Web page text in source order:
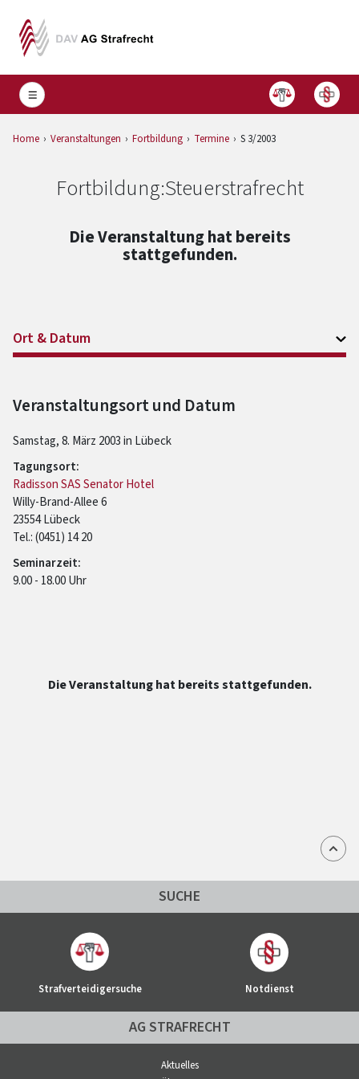
Home Veranstaltungen Fortbildung Termine S 3/2003
Fortbildung:Steuerstrafrecht
Die Veranstaltung hat bereits
stattgefunden.
Ort & Datum
Veranstaltungsort und Datum
Samstag, 8. März 2003 in Lübeck
Tagungsort:
Radisson SAS Senator Hotel
Willy-Brand-Allee 6
23554 Lübeck
Tel.: (0451) 14 20
Seminarzeit:
9.00 - 18.00 Uhr
Die Veranstaltung hat bereits stattgefunden.
SUCHE
Strafverteidigersuche Notdienst
AG STRAFRECHT
Aktuelles